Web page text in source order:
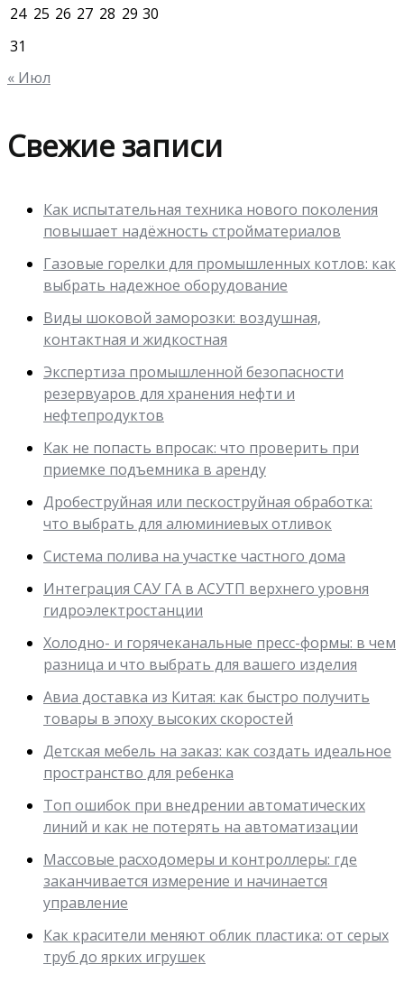
24 25 26 27 28 29 30
31
« Июл
Свежие записи
Как испытательная техника нового поколения
повышает надёжность стройматериалов
Газовые горелки для промышленных котлов: как
выбрать надежное оборудование
Виды шоковой заморозки: воздушная,
контактная и жидкостная
Экспертиза промышленной безопасности
резервуаров для хранения нефти и
нефтепродуктов
Как не попасть впросак: что проверить при
приемке подъемника в аренду
Дробеструйная или пескоструйная обработка:
что выбрать для алюминиевых отливок
Система полива на участке частного дома
Интеграция САУ ГА в АСУТП верхнего уровня
гидроэлектростанции
Холодно- и горячеканальные пресс-формы: в чем
разница и что выбрать для вашего изделия
Авиа доставка из Китая: как быстро получить
товары в эпоху высоких скоростей
Детская мебель на заказ: как создать идеальное
пространство для ребенка
Топ ошибок при внедрении автоматических
линий и как не потерять на автоматизации
Массовые расходомеры и контроллеры: где
заканчивается измерение и начинается
управление
Как красители меняют облик пластика: от серых
труб до ярких игрушек